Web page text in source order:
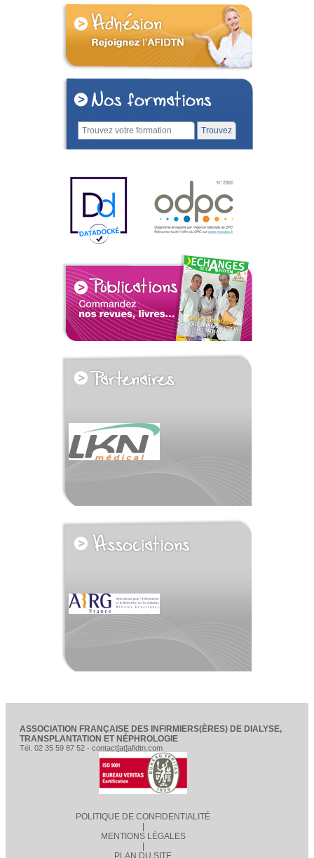
voir tous les partenaires
ASSOCIATION FRANÇAISE DES INFIRMIERS(ÈRES) DE DIALYSE,
TRANSPLANTATION ET NÉPHROLOGIE
Tél. 02 35 59 87 52 - contact[at]afidtn.com
POLITIQUE DE CONFIDENTIALITÉ
MENTIONS LÉGALES
PLAN DU SITE